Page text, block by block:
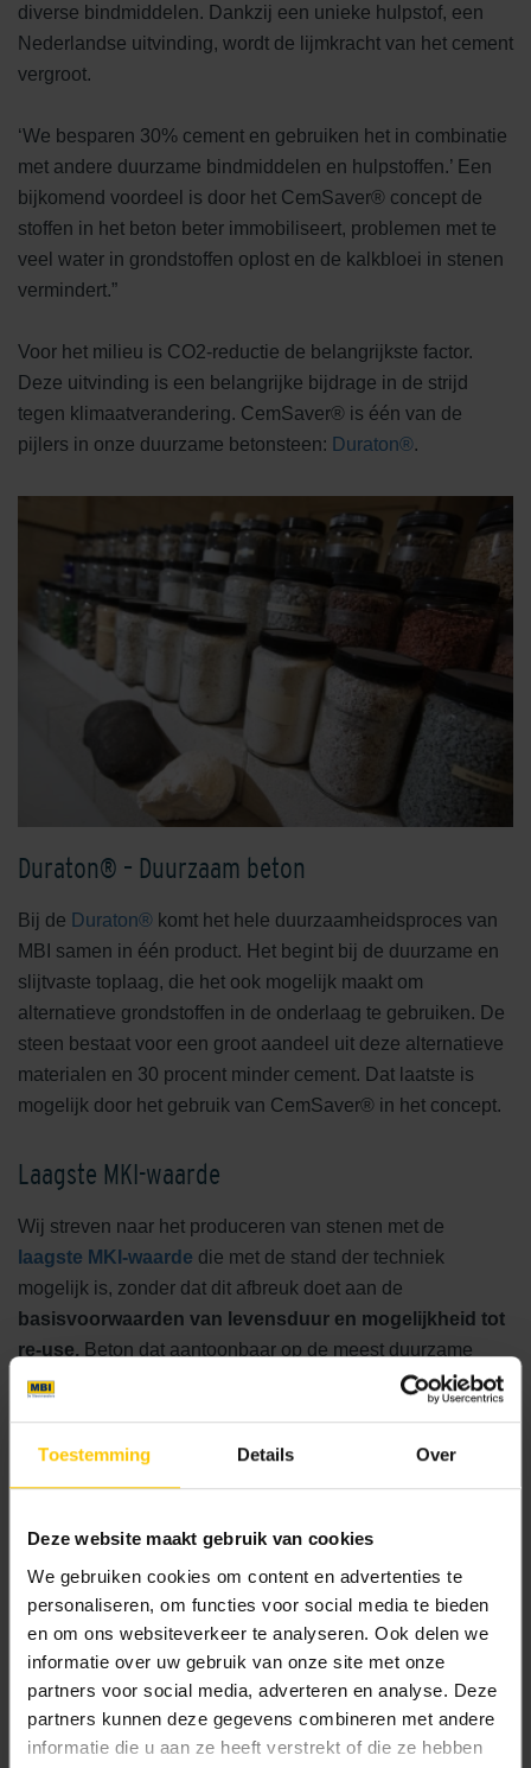
Toestemming Details Over
Deze website maakt gebruik van cookies
We gebruiken cookies om content en advertenties te
personaliseren, om functies voor social media te bieden
en om ons websiteverkeer te analyseren. Ook delen we
informatie over uw gebruik van onze site met onze
partners voor social media, adverteren en analyse. Deze
partners kunnen deze gegevens combineren met andere
informatie die u aan ze heeft verstrekt of die ze hebben
diverse bindmiddelen. Dankzij een unieke hulpstof, een
Nederlandse uitvinding, wordt de lijmkracht van het cement
vergroot.
‘We besparen 30% cement en gebruiken het in combinatie
met andere duurzame bindmiddelen en hulpstoffen.’ Een
bijkomend voordeel is door het CemSaver® concept de
stoffen in het beton beter immobiliseert, problemen met te
veel water in grondstoffen oplost en de kalkbloei in stenen
vermindert.”
Voor het milieu is CO2-reductie de belangrijkste factor.
Deze uitvinding is een belangrijke bijdrage in de strijd
tegen klimaatverandering. CemSaver® is één van de
pijlers in onze duurzame betonsteen: Duraton®.
Duraton® – Duurzaam beton
Bij de Duraton® komt het hele duurzaamheidsproces van
MBI samen in één product. Het begint bij de duurzame en
slijtvaste toplaag, die het ook mogelijk maakt om
alternatieve grondstoffen in de onderlaag te gebruiken. De
steen bestaat voor een groot aandeel uit deze alternatieve
materialen en 30 procent minder cement. Dat laatste is
mogelijk door het gebruik van CemSaver® in het concept.
Laagste MKI-waarde
Wij streven naar het produceren van stenen met de
laagste MKI-waarde die met de stand der techniek
mogelijk is, zonder dat dit afbreuk doet aan de
basisvoorwaarden van levensduur en mogelijkheid tot
re-use. Beton dat aantoonbaar op de meest duurzame
wijze geproduceerd is; met grondstoffen die aantoonbaar
op de lange termijn duurzaamheid waarborgen; waarbij